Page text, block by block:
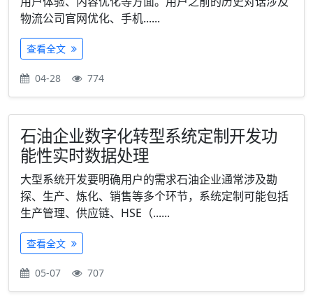
物流公司官网优化、手机......
查看全文
04-28 774
石油企业数字化转型系统定制开发功
能性实时数据处理
大型系统开发要明确用户的需求石油企业通常涉及勘
探、生产、炼化、销售等多个环节，系统定制可能包括
生产管理、供应链、HSE（......
查看全文
05-07 707